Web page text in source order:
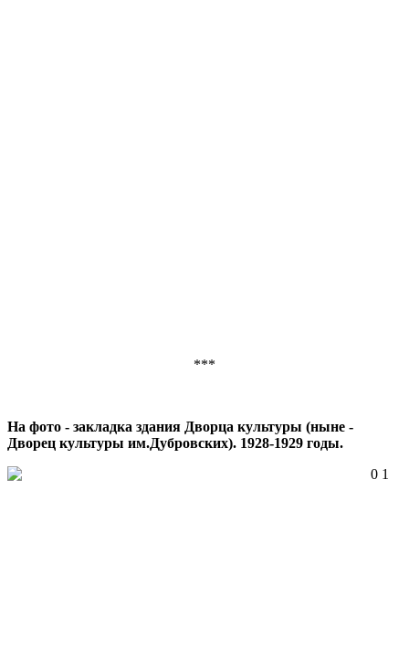
***
На фото - закладка здания Дворца культуры (ныне -
Дворец культуры им.Дубровских). 1928-1929 годы.